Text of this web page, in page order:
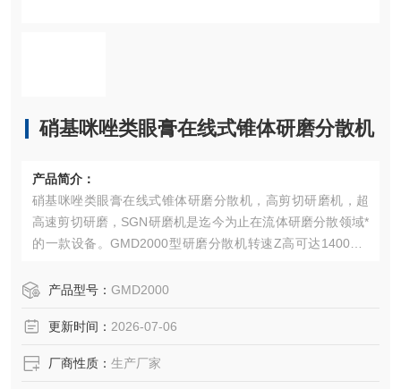
硝基咪唑类眼膏在线式锥体研磨分散机
产品简介：
硝基咪唑类眼膏在线式锥体研磨分散机，高剪切研磨机，超
高速剪切研磨，SGN研磨机是迄今为止在流体研磨分散领域*
的一款设备。GMD2000型研磨分散机转速Z高可达14000rp
机合二为一的方式，使GM2000型设备即研磨、剪切、分
散领域有着极其广泛的应用。
产品型号： GMD2000
更新时间： 2026-07-06
厂商性质： 生产厂家